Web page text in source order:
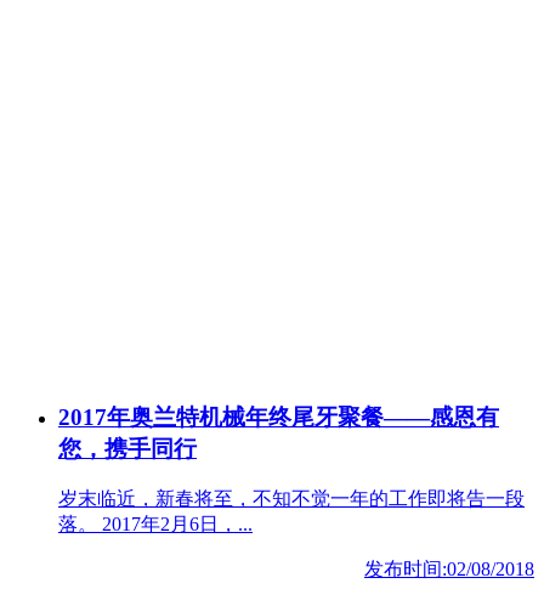
2017年奥兰特机械年终尾牙聚餐——感恩有
您，携手同行
岁末临近，新春将至，不知不觉一年的工作即将告一段
落。 2017年2月6日，...
发布时间:02/08/2018